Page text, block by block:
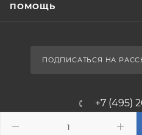
ПОМОЩЬ
ПОДПИСАТЬСЯ НА
+7 (495)